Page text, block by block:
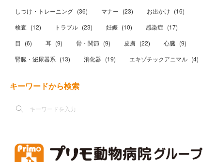
しつけ・トレーニング (36) マナー (23) お出かけ (16)
検査 (12) トラブル (23) 妊娠 (10) 感染症 (17)
目
(6) 耳 (9) 骨・関節 (9) 皮膚 (22) 心臓 (9)
腎臓・泌尿器系 (13) 消化器 (19) エキゾチックアニマル (4)
キーワードから検索